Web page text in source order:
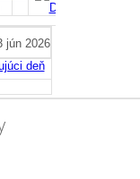
Dnes
jún 2026
deň